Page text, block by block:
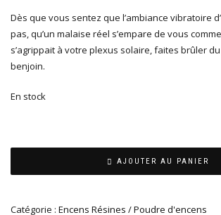
Dès que vous sentez que l’ambiance vibratoire
pas, qu’un malaise réel s’empare de vous
s’agrippait à votre plexus solaire, faites brûler
benjoin.
En stock
AJOUTER AU PANIER
Catégorie : Encens Résines / Poudre d'encens